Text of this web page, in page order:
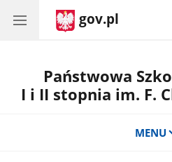
gov.pl
Państwowa
I i II stopnia im. F.
MENU